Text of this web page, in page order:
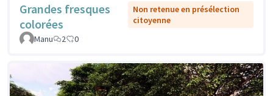
Grandes fresques
colorées
Non retenue en présélection
citoyenne
Manu
2 0